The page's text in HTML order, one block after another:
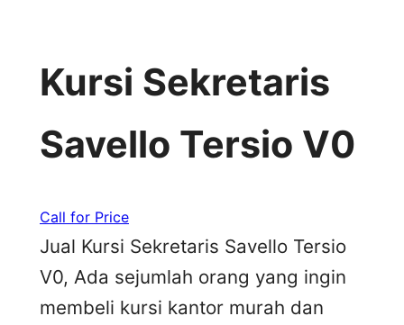
Kursi Sekretaris
Savello Tersio V0
Call for Price
Jual Kursi Sekretaris Savello Tersio
V0, Ada sejumlah orang yang ingin
membeli kursi kantor murah dan